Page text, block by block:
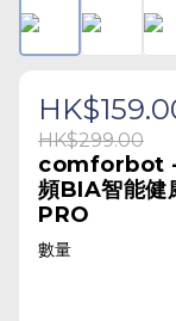
HK$299.00
comforbot -
頻BIA智能健
PRO
數量